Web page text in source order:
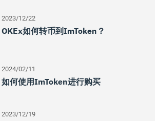
2023/12/22
OKEx如何转币到ImToken？
2024/02/11
如何使用imToken进行购买
2023/12/19